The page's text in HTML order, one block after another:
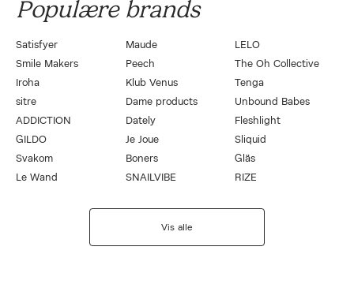
Populære brands
Satisfyer Maude
LELO
Smile Makers
Peech
The Oh Collective
Iroha
Klub Venus
Tenga
sitre
Dame products
Unbound Babes
ADDICTION
Dately
Fleshlight
GILDO
Je Joue
Sliquid
Svakom
Boners
Gläs
Le Wand
SNAILVIBE RIZE
Vis alle